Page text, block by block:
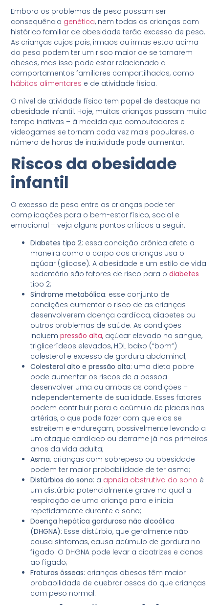
Embora os problemas de peso possam ser
consequência genética, nem todas as crianças com
histórico familiar de obesidade terão excesso de peso.
As crianças cujos pais, irmãos ou irmãs estão acima
do peso podem ter um risco maior de se tornarem
obesas, mas isso pode estar relacionado a
comportamentos familiares compartilhados, como
hábitos alimentares e de atividade física.
O nível de atividade física tem papel de destaque na
obesidade infantil. Hoje, muitas crianças passam muito
tempo inativas – à medida que computadores e
videogames se tornam cada vez mais populares, o
número de horas de inatividade pode aumentar.
Riscos da obesidade
infantil
O excesso de peso entre as crianças pode ter
complicações para o bem-estar físico, social e
emocional – veja alguns pontos críticos a seguir:
Diabetes tipo 2: essa condição crônica afeta a
maneira como o corpo das crianças usa o
açúcar (glicose). A obesidade e um estilo de vida
sedentário são fatores de risco para odiabetes
tipo 2;
Síndrome metabólica: esse conjunto de
condições aumentar o risco de as crianças
desenvolverem doença cardíaca, diabetes ou
outros problemas de saúde. As condições
incluempressão alta, açúcar elevado no sangue,
triglicerídeos elevados, HDL baixo (“bom”)
colesterol e excesso de gordura abdominal;
Colesterol alto e pressão alta: uma dieta pobre
pode aumentar os riscos de a pessoa
desenvolver uma ou ambas as condições –
independentemente de sua idade. Esses fatores
podem contribuir para o acúmulo de placas nas
artérias, o que pode fazer com que elas se
estreitem e endureçam, possivelmente levando a
um ataque cardíaco ou derrame já nos primeiros
anos da vida adulta;
Asma: crianças com sobrepeso ou obesidade
podem ter maior probabilidade de ter asma;
Distúrbios do sono: a apneia obstrutiva do sono é
um distúrbio potencialmente grave no qual a
respiração de uma criança para e inicia
repetidamente durante o sono;
Doença hepática gordurosa não alcoólica
(DHGNA): Esse distúrbio, que geralmente não
causa sintomas, causa acúmulo de gordura no
fígado. O DHGNA pode levar a cicatrizes e danos
ao fígado;
Fraturas ósseas: crianças obesas têm maior
probabilidade de quebrar ossos do que crianças
com peso normal.